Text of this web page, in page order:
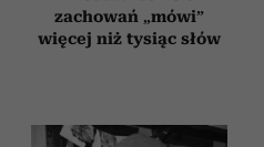
zachowań „mówi”
więcej niż tysiąc słów